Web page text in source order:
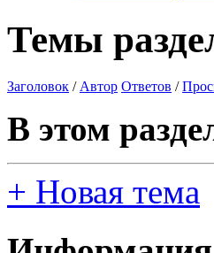
Темы
Заголовок / Автор Ответов /
В этом
+ Новая тема